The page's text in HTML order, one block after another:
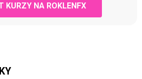
KURZY NA ROKLENFX